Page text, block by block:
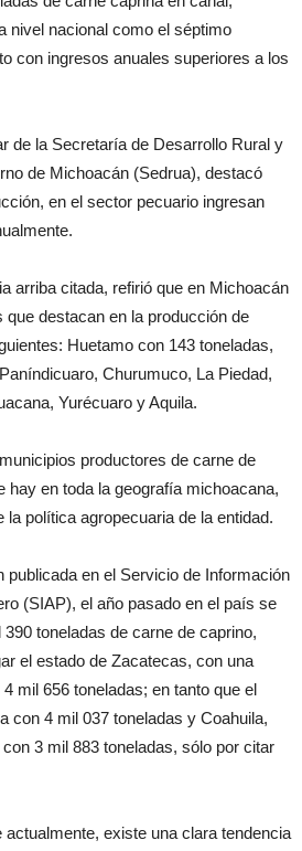
nivel nacional como el séptimo
con ingresos anuales superiores a los
de la Secretaría de Desarrollo Rural y
de Michoacán (Sedrua), destacó
en el sector pecuario ingresan
arriba citada, refirió que en Michoacán
que destacan en la producción de
Huetamo con 143 toneladas,
Churumuco, La Piedad,
Yurécuaro y Aquila.
productores de carne de
hay en toda la geografía michoacana,
la política agropecuaria de la entidad.
publicada en el Servicio de Información
(SIAP), el año pasado en el país se
toneladas de carne de caprino,
el estado de Zacatecas, con una
mil 656 toneladas; en tanto que el
con 4 mil 037 toneladas y Coahuila,
3 mil 883 toneladas, sólo por citar
existe una clara tendencia